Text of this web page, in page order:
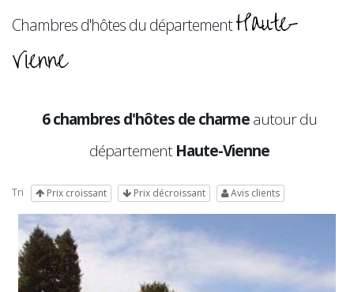
Chambres d'hôtes du départementHaute-
Vienne
6 chambres d'hôtes de charmeautour du
départementHaute-Vienne
Tri Prix croissant Prix décroissant Avis clients